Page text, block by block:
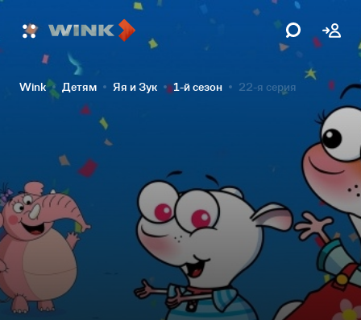
Wink Детям Яя и Зук 1-й сезон 22-я серия